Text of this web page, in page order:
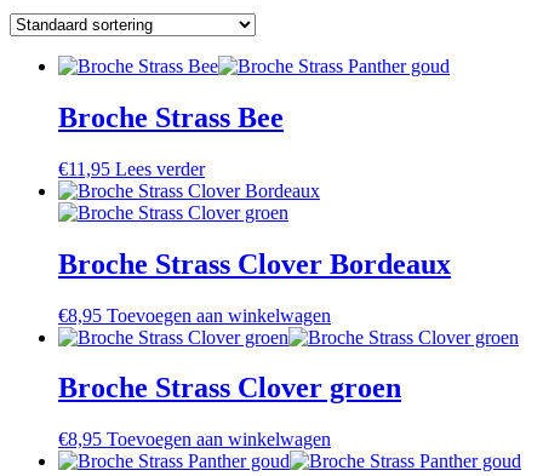
Broche Strass Bee
€11,95 Lees verder
Broche Strass Clover Bordeaux
€8,95 Toevoegen aan winkelwagen
Broche Strass Clover groen
€8,95 Toevoegen aan winkelwagen